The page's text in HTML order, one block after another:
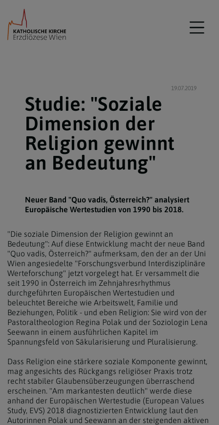
19.07.2019
Studie: "Soziale
Dimension der
Religion gewinnt
an Bedeutung"
Neuer Band "Quo vadis, Österreich?" analysiert
Europäische Wertestudien von 1990 bis 2018.
"Die soziale Dimension der Religion gewinnt an
Bedeutung": Auf diese Entwicklung macht der neue Band
"Quo vadis, Österreich?" aufmerksam, den der an der Uni
Wien angesiedelte "Forschungsverbund Interdisziplinäre
Werteforschung" jetzt vorgelegt hat. Er versammelt die
seit 1990 in Österreich im Zehnjahresrhythmus
durchgeführten Europäischen Wertestudien und
beleuchtet Bereiche wie Arbeitswelt, Familie und
Beziehungen, Politik - und eben Religion: Sie wird von der
Pastoraltheologion Regina Polak und der Soziologin Lena
Seewann in einem ausführlichen Kapitel im
Spannungsfeld von Säkularisierung und Pluralisierung.
Dass Religion eine stärkere soziale Komponente gewinnt,
mag angesichts des Rückgangs religiöser Praxis trotz
recht stabiler Glaubensüberzeugungen überraschend
erscheinen. "Am markantesten deutlich" werde diese
anhand der Europäischen Wertestudie (European Values
Study, EVS) 2018 diagnostizierten Entwicklung laut den
Autorinnen Polak und Seewann an der steigenden aktiven